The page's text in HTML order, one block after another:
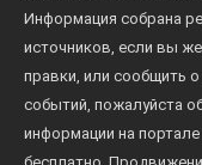
Информация собрана
источников, если вы
правки, или сообщить
событий, пожалуйста
информации на